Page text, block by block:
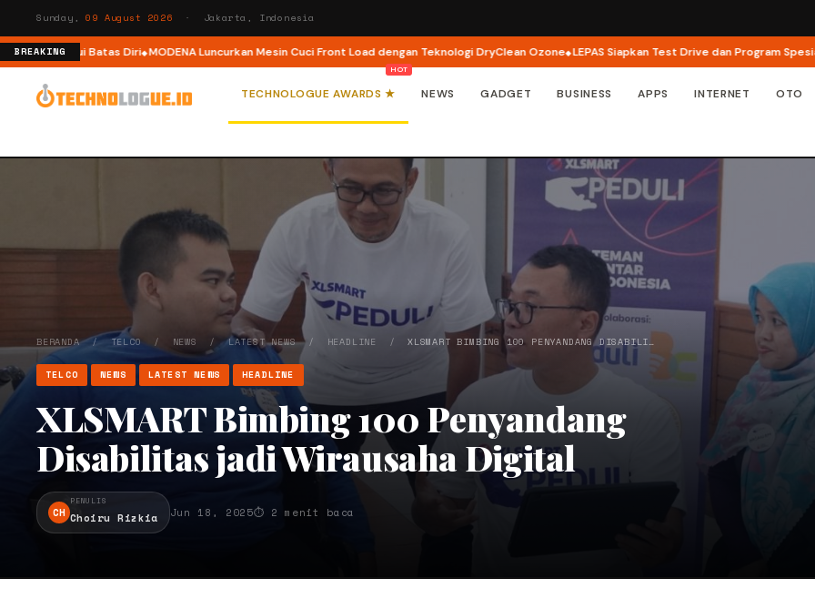
Sunday,09 August 2026 · Jakarta, Indonesia
BREAKINGBatas Diri MODENA Luncurkan Mesin Cuci Front Load dengan Teknologi DryClean Ozone LEPAS Siapkan Test Drive dan Program Spesial di
TECHNOLOGUE AWARDS ★ NEWS GADGET BUSINESS APPS INTERNET OTO
BERANDA/TELCO/ NEWS /LATEST NEWS/ HEADLINE /XLSMART BIMBING 100 PENYANDANG DISABILI…
TELCO NEWS LATEST NEWS HEADLINE
XLSMART Bimbing 100 Penyandang
Disabilitas jadi Wirausaha Digital
CH
PENULIS
Choiru Rizkia Jun 18, 2025⏱ 2 menit baca